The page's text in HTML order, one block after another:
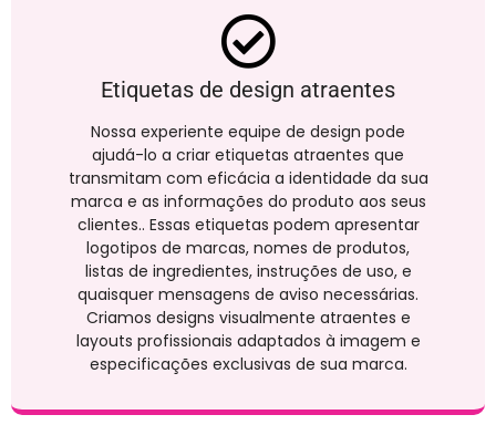
Etiquetas de design atraentes
Nossa experiente equipe de design pode
ajudá-lo a criar etiquetas atraentes que
transmitam com eficácia a identidade da sua
marca e as informações do produto aos seus
clientes.. Essas etiquetas podem apresentar
logotipos de marcas, nomes de produtos,
listas de ingredientes, instruções de uso, e
quaisquer mensagens de aviso necessárias.
Criamos designs visualmente atraentes e
layouts profissionais adaptados à imagem e
especificações exclusivas de sua marca.